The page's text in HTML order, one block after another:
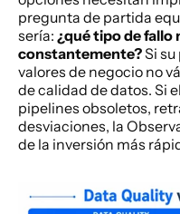
pregunta de partida
sería: ¿qué tipo de fallo
constantemente? Si
valores de negocio no
de calidad de datos. Si
pipelines obsoletos,
desviaciones, la
de la inversión más